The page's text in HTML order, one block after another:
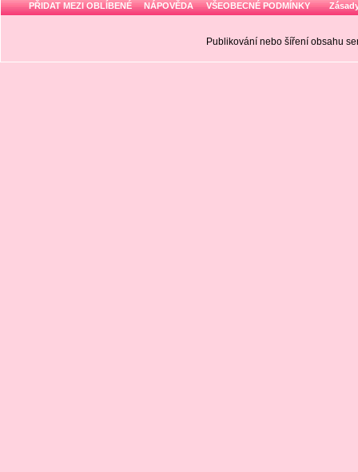
PŘIDAT MEZI OBLÍBENÉ NÁPOVĚDA VŠEOBECNÉ PODMÍNKY
Publikování nebo šíření obsahu